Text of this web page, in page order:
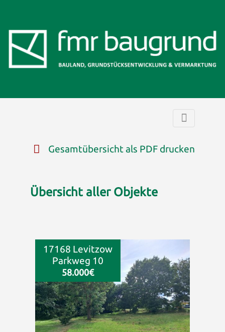
Gesamtübersicht als PDF drucken
Übersicht aller Objekte
17168 Levitzow
Parkweg 10
58.000€